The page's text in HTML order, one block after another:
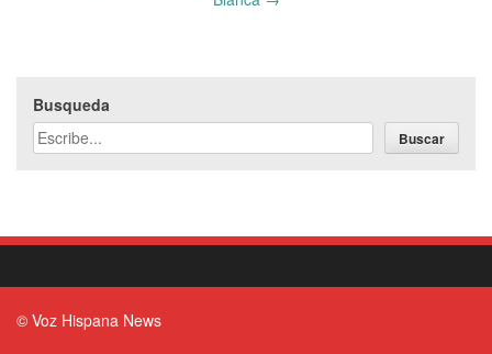
Busqueda
Buscar
© Voz Hispana News